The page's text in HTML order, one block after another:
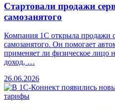
Стартовали продажи
самозанятого
Компания 1С открыла продажи
самозанятого. Он помогает
применяет ли физическое лицо
доход, …
26.06.2026